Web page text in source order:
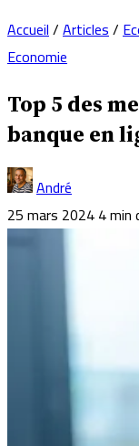
Accueil/Articles/
Economie
Top 5 des
banque en
André
25 mars 20244 min